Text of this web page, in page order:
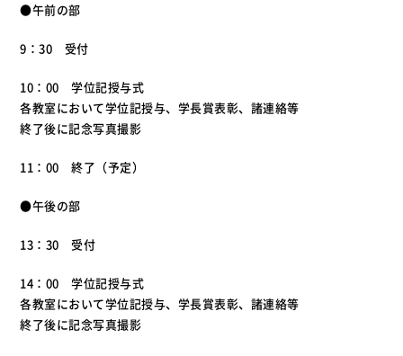
●午前の部
9：30 受付
10：00 学位記授与式
各教室において学位記授与、学長賞表彰、諸連絡等
終了後に記念写真撮影
11：00 終了（予定）
●午後の部
13：30 受付
14：00 学位記授与式
各教室において学位記授与、学長賞表彰、諸連絡等
終了後に記念写真撮影